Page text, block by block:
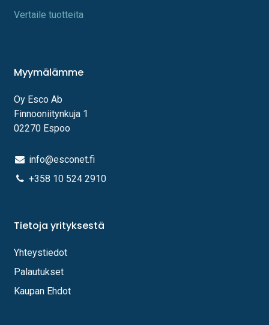
Vertaile tuotteita
Myymälämme
Oy Esco Ab
Finnooniitynkuja 1
02270 Espoo
info@esconet.fi
+358 10 524 2910
Tietoja yrityksestä
Yhteystiedot
Palautukset
Kaupan Ehdot